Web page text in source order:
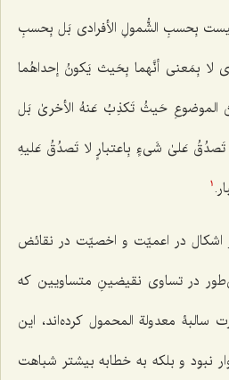
بِحسبِ الشُّمولِ الأفرادی بَل بِحسبِ
أی لا بِمَعنى أنَّهما بِحَیث یَکونُ إحداهُما
حَیثُ تَکذِبُ عَنهُ الأخرىٰ بَل
تَصدُقُ عَلىٰ شَی‌ءٍ بِاعتبارٍ لا تَصدُقُ عَلیهِ
1
اشکال در اعمیّت و اخصیّت در نقائض
در تساوی نقیضینِ متساویین که
معدولة المحمول کرده‌اند، این
نبود و بلکه به خطابه بیشتر شباهت